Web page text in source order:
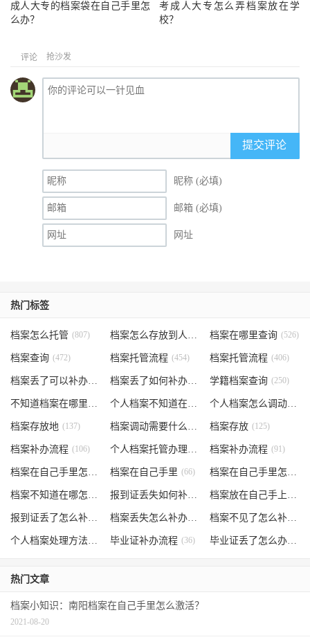
成人大专的档案袋在自己手里怎
么办？
考成人大专怎么弄档案放在学
校？
评论 抢沙发
提交评论
昵称 (必填)
邮箱 (必填)
网址
热门标签
档案怎么托管 (807) 档案怎么存放到人才市场 (535)
档案在哪里查询 (526)
档案查询 (472) 档案托管流程 (454) 档案托管流程 (406)
档案丢了可以补办吗 (371) 档案丢了如何补办 学籍档案查询 (250)
不知道档案在哪里 个人档案不知道在哪儿 (191) 个人档案怎么调动
档案存放地 (137) 档案调动需要什么手续 (130)
档案存放 (125)
档案补办流程 (106) 个人档案托管办理流程 (102)
档案补办流程 (91)
(85)
档案在自己手里 (66)
(62) 报到证丢失如何补办 (54)
(52) 档案丢失怎么补办 档案不见了怎么补办
毕业证补办流程 (36) 毕业证丢了怎么办
热门文章
档案小知识：南阳档案在自己手里怎么激活？
2021-08-20